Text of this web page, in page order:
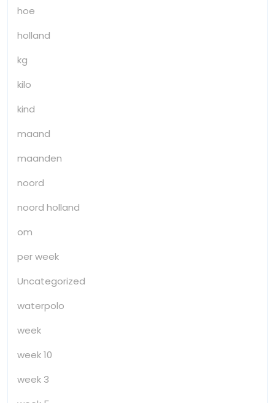
hoe
holland
kg
kilo
kind
maand
maanden
noord
noord holland
om
per week
Uncategorized
waterpolo
week
week 10
week 3